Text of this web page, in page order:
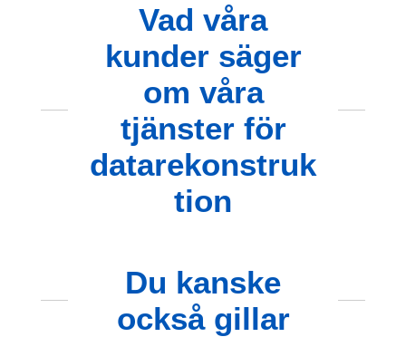
Vad våra
kunder säger
om våra
tjänster för
datarekonstruk
tion
Du kanske
också gillar